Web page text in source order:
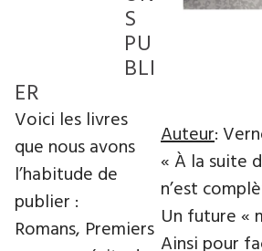
Auteur:
« À la suite
n’est
Un future «
Ainsi pour
S
PU
BLI
ER
Voici les livres
que nous avons
l’habitude de
publier :
Romans, Premiers